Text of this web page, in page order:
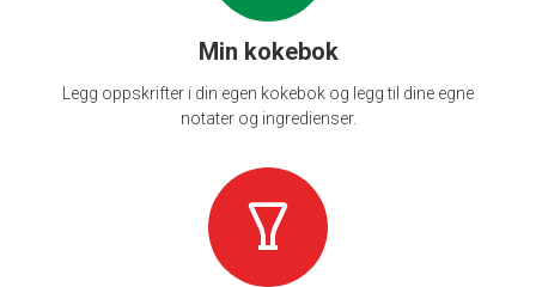
Min kokebok
Legg oppskrifter i din egen kokebok og legg til dine egne
notater og ingredienser.